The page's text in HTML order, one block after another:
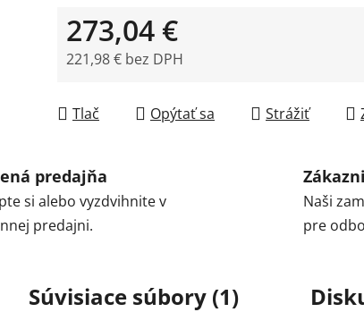
273,04 €
221,98 € bez DPH
Tlač
Opýtať sa Strážiť
predajňa
si alebo vyzdvihnite v
predajni.
Naši
pre
Súvisiace súbory (1)